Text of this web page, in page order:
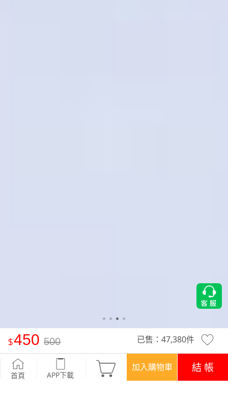
首頁 APP下載
加入購物車 結 帳
450 500 已售： 47,380件
激瘦-收腹牛仔褲
-牛仔藍